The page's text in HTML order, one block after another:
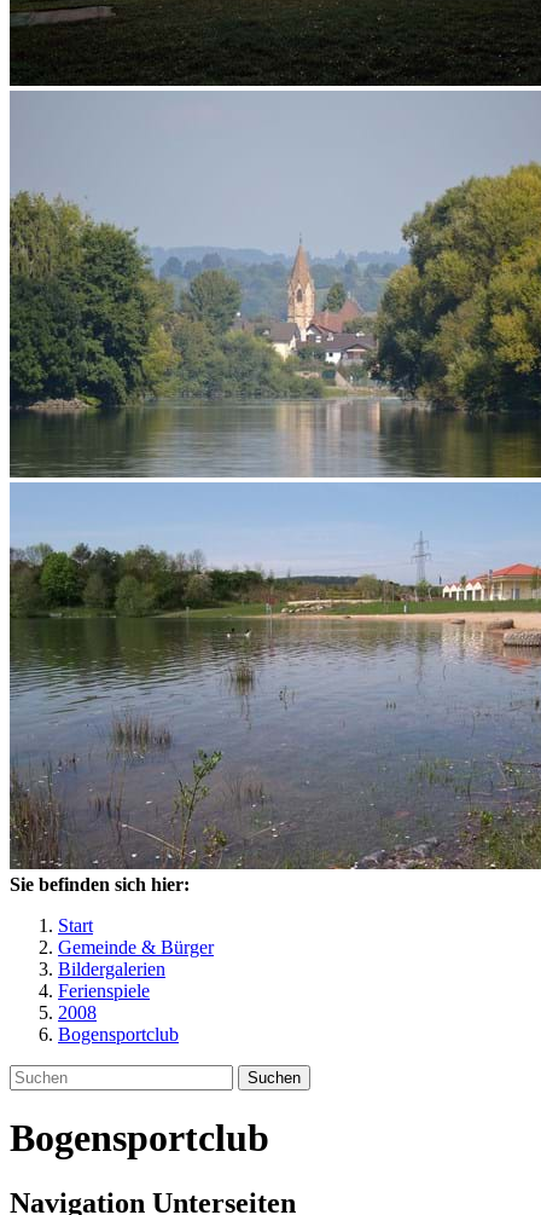
Sie befinden sich hier:
Start
Gemeinde & Bürger
Bildergalerien
Ferienspiele
2008
Bogensportclub
Suchen
Bogensportclub
Navigation Unterseiten